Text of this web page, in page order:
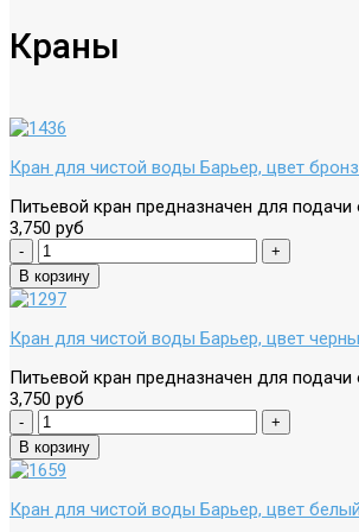
Краны
Кран для чистой воды Барьер, цвет
Питьевой кран предназначен для
3,750 руб
Кран для чистой воды Барьер, цвет
Питьевой кран предназначен для
3,750 руб
Кран для чистой воды Барьер, цвет белый